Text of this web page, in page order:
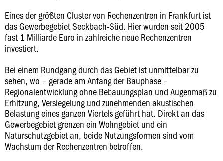
Eines der größten Cluster von Rechenzentren in Frankfurt ist
das Gewerbegebiet Seckbach-Süd. Hier wurden seit 2005
fast 1 Milliarde Euro in zahlreiche neue Rechenzentren
investiert.
Bei einem Rundgang durch das Gebiet ist unmittelbar zu
sehen, wo – gerade am Anfang der Bauphase –
Regionalentwicklung ohne Bebauungsplan und Augenmaß zu
Erhitzung, Versiegelung und zunehmenden akustischen
Belastung eines ganzen Viertels geführt hat. Direkt an das
Gewerbegebiet grenzen ein Wohngebiet und ein
Naturschutzgebiet an, beide Nutzungsformen sind vom
Wachstum der Rechenzentren betroffen.